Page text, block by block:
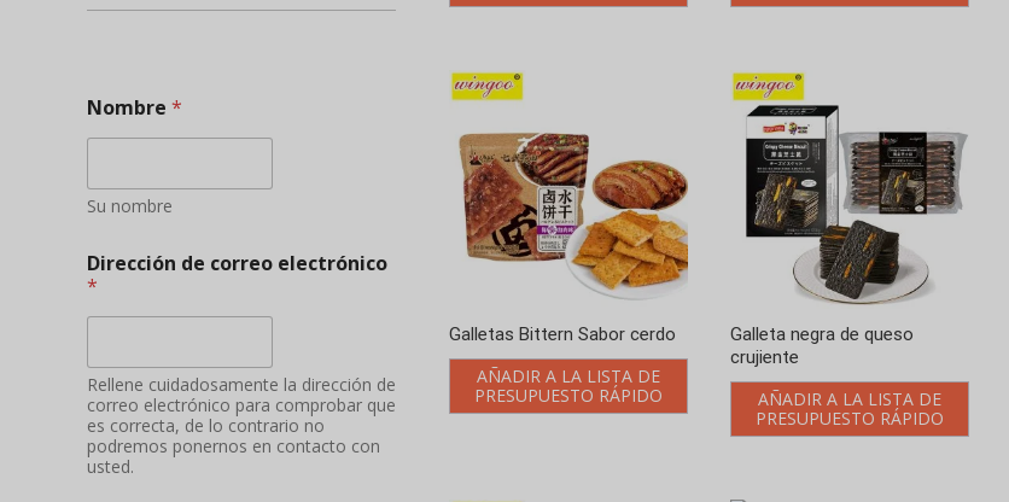
Galletas Bittern Sabor cerdo
AÑADIR A LA LISTA DE
PRESUPUESTO RÁPIDO
Galleta negra de queso
crujiente
AÑADIR A LA LISTA DE
PRESUPUESTO RÁPIDO
Nombre *
Su nombre
Dirección de correo electrónico
*
Rellene cuidadosamente la dirección de
correo electrónico para comprobar que
es correcta, de lo contrario no
podremos ponernos en contacto con
usted.